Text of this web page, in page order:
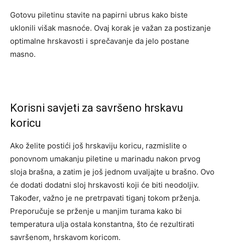
Gotovu piletinu stavite na papirni ubrus kako biste
uklonili višak masnoće. Ovaj korak je važan za postizanje
optimalne hrskavosti i sprečavanje da jelo postane
masno.
Korisni savjeti za savršeno hrskavu
koricu
Ako želite postići još hrskaviju koricu, razmislite o
ponovnom umakanju piletine u marinadu nakon prvog
sloja brašna, a zatim je još jednom uvaljajte u brašno. Ovo
će dodati dodatni sloj hrskavosti koji će biti neodoljiv.
Također, važno je ne pretrpavati tiganj tokom prženja.
Preporučuje se prženje u manjim turama kako bi
temperatura ulja ostala konstantna, što će rezultirati
savršenom, hrskavom koricom.